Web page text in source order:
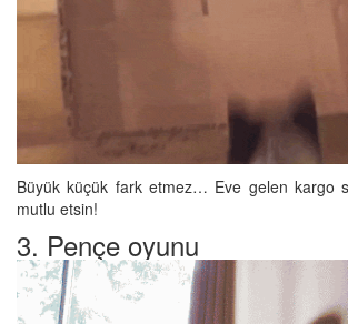
Büyük küçük fark etmez… Eve gelen kargo
mutlu etsin!
3. Pençe oyunu